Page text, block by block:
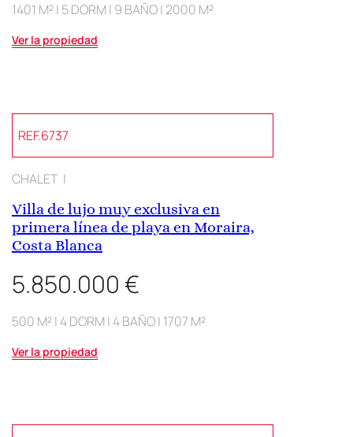
1401 M² | 5 DORM | 9 BAÑO | 2000 M²
Ver la propiedad
REF.6737
CHALET |
Villa de lujo muy exclusiva en
primera línea de playa en Moraira,
Costa Blanca
5.850.000 €
500 M² | 4 DORM | 4 BAÑO | 1707 M²
Ver la propiedad